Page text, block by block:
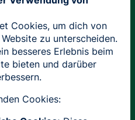
Cookies, um dich von
zu unterscheiden.
besseres Erlebnis beim
bieten und darüber
Cookies: